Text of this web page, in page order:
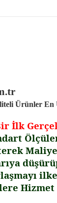
Ürünler En
İlk
düş
şmayı
Hizmet